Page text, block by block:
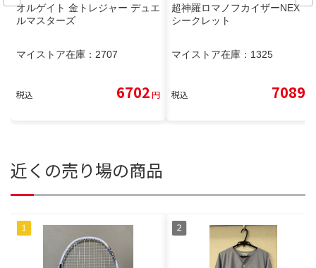
オルゲイト 金トレジャー デュエ
ルマスターズ
マイストア在庫： 2707
税込 6702円
超神羅ロマノフカイザーNEX
シークレット
マイストア在庫： 1325
税込 7089
近くの売り場の商品